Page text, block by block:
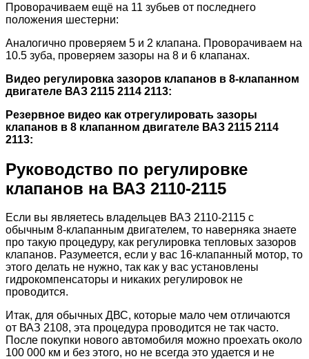
Проворачиваем ещё на 11 зубьев от последнего
положения шестерни:
Аналогично проверяем 5 и 2 клапана. Проворачиваем на
10.5 зуба, проверяем зазоры на 8 и 6 клапанах.
Видео регулировка зазоров клапанов в 8-клапанном
двигателе ВАЗ 2115 2114 2113:
Резервное видео как отрегулировать зазоры
клапанов в 8 клапанном двигателе ВАЗ 2115 2114
2113:
Руководство по регулировке
клапанов на ВАЗ 2110-2115
Если вы являетесь владельцев ВАЗ 2110-2115 с
обычным 8-клапанным двигателем, то наверняка знаете
про такую процедуру, как регулировка тепловых зазоров
клапанов. Разумеется, если у вас 16-клапанный мотор, то
этого делать не нужно, так как у вас установлены
гидрокомпенсаторы и никаких регулировок не
проводится.
Итак, для обычных ДВС, которые мало чем отличаются
от ВАЗ 2108, эта процедура проводится не так часто.
После покупки нового автомобиля можно проехать около
100 000 км и без этого, но не всегда это удается и не